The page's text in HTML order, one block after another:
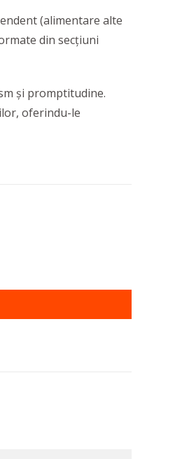
(alimentare alte
din secțiuni
și promptitudine.
oferindu-le